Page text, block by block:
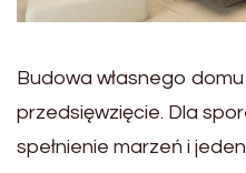
Budowa własnego
przedsięwzięcie. Dla
spełnienie marzeń i